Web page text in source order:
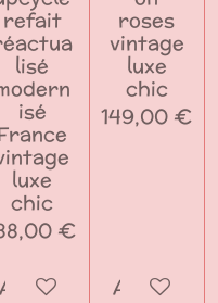
refait
lisé
isé
luxe
chic
€
Ajouter au panier
roses
vintage
luxe
chic
149,00 €
Ajouter